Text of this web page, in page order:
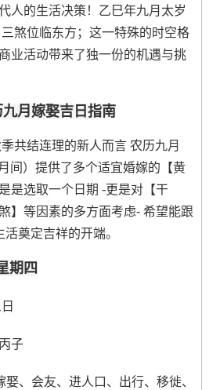
人的生活决策！乙巳年九月太岁
煞位临东方；这一特殊的时空格
业活动带来了独一份的机遇与挑
月嫁娶吉日指南
共结连理的新人而言 农历九月
间）提供了多个适宜婚嫁的【黄
是选取一个日期 -更是对【干
】等因素的多方面考虑- 希望能跟
奠定吉祥的开端。
期四
子
娶、会友、进人口、出行、移徙、